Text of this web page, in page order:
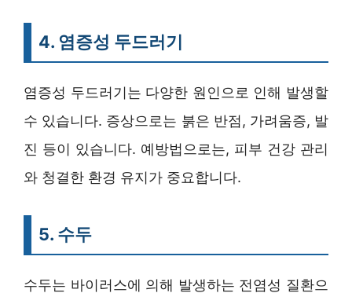
4. 염증성 두드러기
염증성 두드러기는 다양한 원인으로 인해 발생할
수 있습니다. 증상으로는 붉은 반점, 가려움증, 발
진 등이 있습니다. 예방법으로는, 피부 건강 관리
와 청결한 환경 유지가 중요합니다.
5. 수두
수두는 바이러스에 의해 발생하는 전염성 질환으